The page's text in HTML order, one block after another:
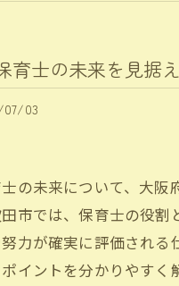
育士の未来を見据
07/03
の未来について、大阪
田市では、保育士の役
力が確実に評価される
イントを分かりやすく